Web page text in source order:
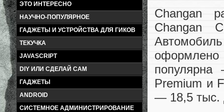
ЭТО ИНТЕРЕСНО
НАУЧНО-ПОПУЛЯРНОЕ
ГАДЖЕТЫ И УСТРОЙСТВА ДЛЯ ГИКОВ
ТЕКУЧКА
JAVASCRIPT
DIY ИЛИ СДЕЛАЙ САМ
ГАДЖЕТЫ
ANDROID
СИСТЕМНОЕ АДМИНИСТРИРОВАНИЕ
Changan
Changan
оформлено
Premium и
— 18,5 тыс.